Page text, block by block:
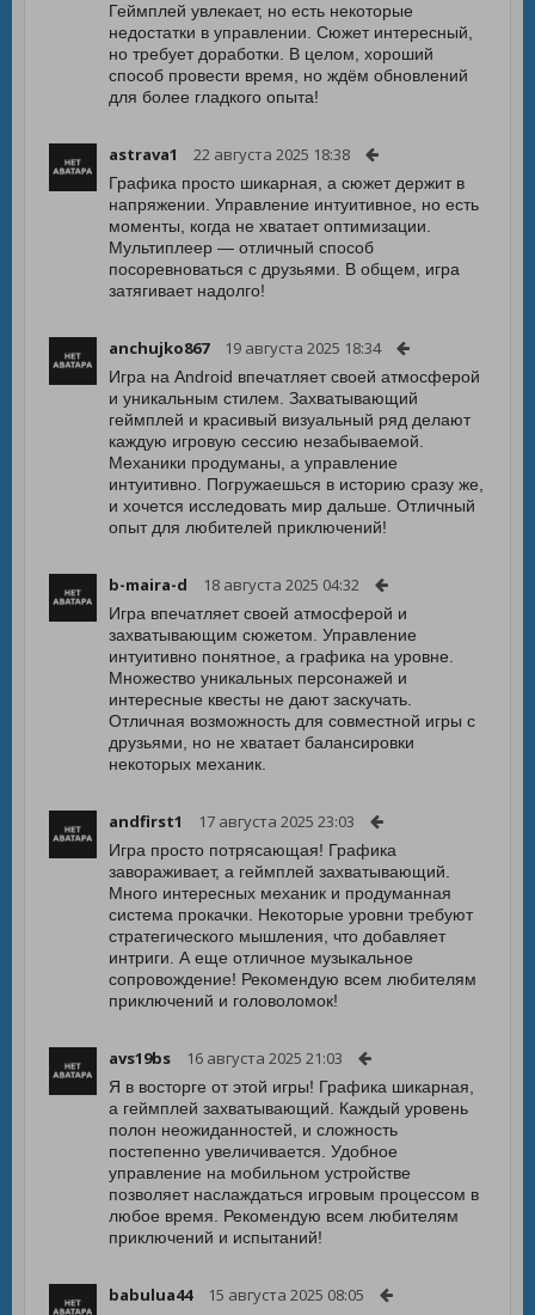
Геймплей увлекает, но есть некоторые
недостатки в управлении. Сюжет интересный,
но требует доработки. В целом, хороший
способ провести время, но ждём обновлений
для более гладкого опыта!
astrava1 22 августа 2025 18:38
Графика просто шикарная, а сюжет держит в
напряжении. Управление интуитивное, но есть
моменты, когда не хватает оптимизации.
Мультиплеер — отличный способ
посоревноваться с друзьями. В общем, игра
затягивает надолго!
anchujko867 19 августа 2025 18:34
Игра на Android впечатляет своей атмосферой
и уникальным стилем. Захватывающий
геймплей и красивый визуальный ряд делают
каждую игровую сессию незабываемой.
Механики продуманы, а управление
интуитивно. Погружаешься в историю сразу же,
и хочется исследовать мир дальше. Отличный
опыт для любителей приключений!
b-maira-d 18 августа 2025 04:32
Игра впечатляет своей атмосферой и
захватывающим сюжетом. Управление
интуитивно понятное, а графика на уровне.
Множество уникальных персонажей и
интересные квесты не дают заскучать.
Отличная возможность для совместной игры с
друзьями, но не хватает балансировки
некоторых механик.
andfirst1 17 августа 2025 23:03
Игра просто потрясающая! Графика
завораживает, а геймплей захватывающий.
Много интересных механик и продуманная
система прокачки. Некоторые уровни требуют
стратегического мышления, что добавляет
интриги. А еще отличное музыкальное
сопровождение! Рекомендую всем любителям
приключений и головоломок!
avs19bs 16 августа 2025 21:03
Я в восторге от этой игры! Графика шикарная,
а геймплей захватывающий. Каждый уровень
полон неожиданностей, и сложность
постепенно увеличивается. Удобное
управление на мобильном устройстве
позволяет наслаждаться игровым процессом в
любое время. Рекомендую всем любителям
приключений и испытаний!
babulua44 15 августа 2025 08:05